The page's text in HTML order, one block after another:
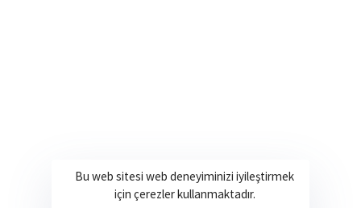
Bu web sitesi web deneyiminizi iyileştirmek
için çerezler kullanmaktadır.